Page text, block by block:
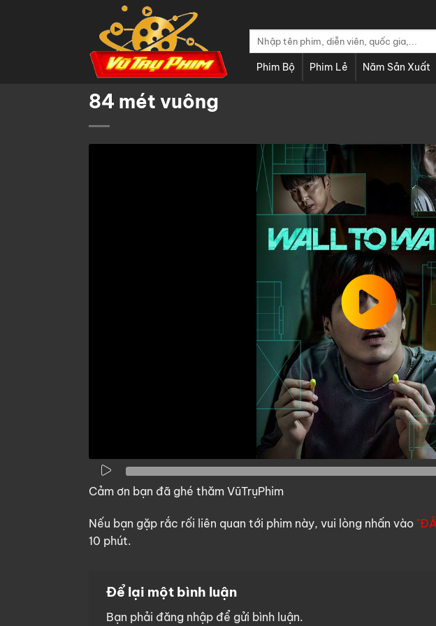
Tìm
Phim Bộ Phim Lẻ Năm Sản Xuất
84 mét vuông
Cảm ơn bạn đã ghé thăm VũTrụPhim
Nếu bạn gặp rắc rối liên quan tới phim này, vui lòng nhấn vào
10 phút.
Để lại một bình luận
Bạn phải đăng nhập để gửi bình luận.